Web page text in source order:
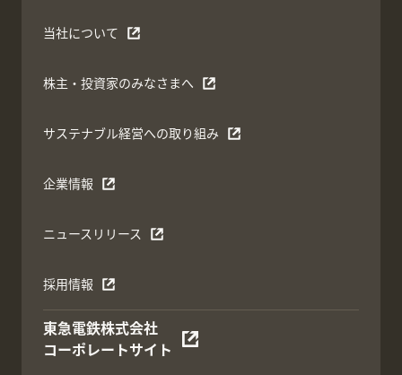
当社について
株主・投資家のみなさまへ
サステナブル経営への取り組み
企業情報
ニュースリリース
採用情報
東急電鉄株式会社
コーポレートサイト